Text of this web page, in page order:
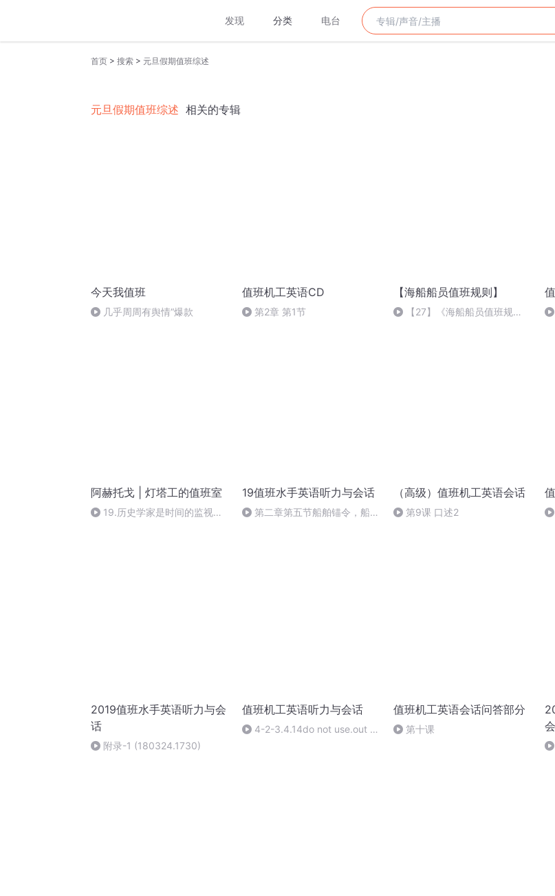
发现 分类 电台
首页 > 搜索 > 元旦假期值班综述
元旦假期值班综述 相关的专辑
今天我值班
几乎周周有舆情“爆款
值班机工英语CD
第2章 第1节
【海船船员值班规则】
【27】《海船船员值班规
阿赫托戈 | 灯塔工的值班室
19.历史学家是时间的监视者-
19值班水手英语听力与会话
第二章第五节船舶锚令，船舶
（高级）值班机工英语会话
第9课 口述2
2019值班水手英语听力与会
话
附录-1 (180324.1730)
值班机工英语听力与会话
4-2-3.4.14do not use.out of
值班机工英语会话问答部分
第十课